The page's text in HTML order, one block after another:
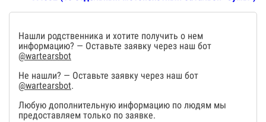
Нашли родственника и хотите получить о нем
информацию? — Оставьте заявку через наш бот
@wartearsbot
Не нашли? — Оставьте заявку через наш бот
@wartearsbot.
Любую дополнительную информацию по людям мы
предоставляем только по заявке.